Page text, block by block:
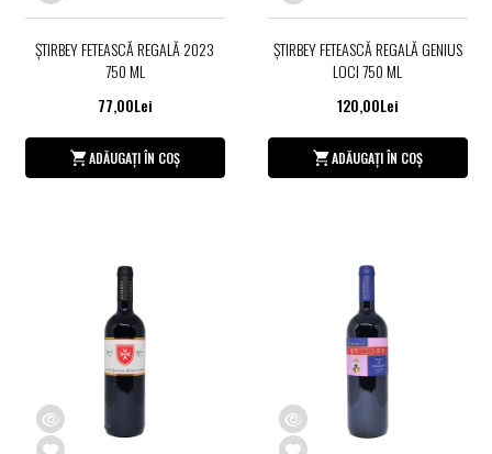
ŞTIRBEY FETEASCĂ REGALĂ 2023
750 ML
77,00Lei
ADĂUGAȚI ÎN COȘ
ȘTIRBEY FETEASCĂ REGALĂ GENIUS
LOCI 750 ML
120,00Lei
ADĂUGAȚI ÎN COȘ